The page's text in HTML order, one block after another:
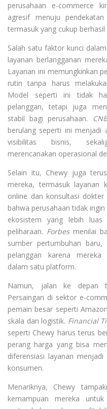
perusahaan e-commerce
agresif menuju
termasuk yang cukup
Salah satu faktor kunci
layanan berlangganan
Layanan ini memungkinkan
rutin tanpa harus
Model seperti ini tidak
pelanggan, tetapi juga
stabil bagi perusahaan.
berulang seperti ini menjadi
visibilitas bisnis,
merencanakan operasional
Selain itu, Chewy juga
mereka, termasuk layanan
online dan konsultasi dokter
bahwa perusahaan tidak
ekosistem yang lebih
peliharaan. Forbesmenilai
sumber pertumbuhan baru,
pelanggan karena mereka
dalam satu platform.
Namun, jalan ke depan
Persaingan di sektor e-
pemain besar seperti
skala dan logistik. Financial
seperti Chewy harus terus
perang harga yang bisa
diferensiasi layanan
konsumen.
Menariknya, Chewy
kemampuan mereka